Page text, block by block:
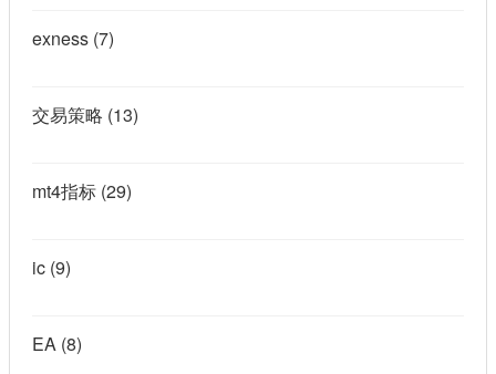
exness (7)
交易策略 (13)
mt4指标 (29)
ic (9)
EA (8)